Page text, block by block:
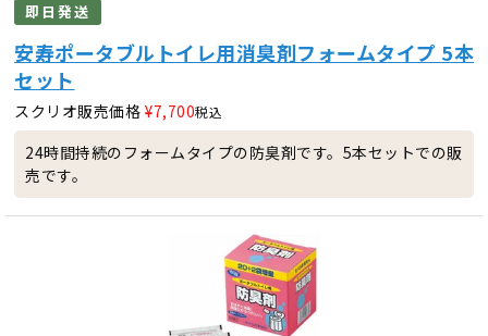
即日発送
安寿ポータブルトイレ用消臭剤フォームタイプ 5本
セット
スクリオ販売価格 ¥7,700税込
24時間持続のフォームタイプの防臭剤です。5本セットでの販
売です。